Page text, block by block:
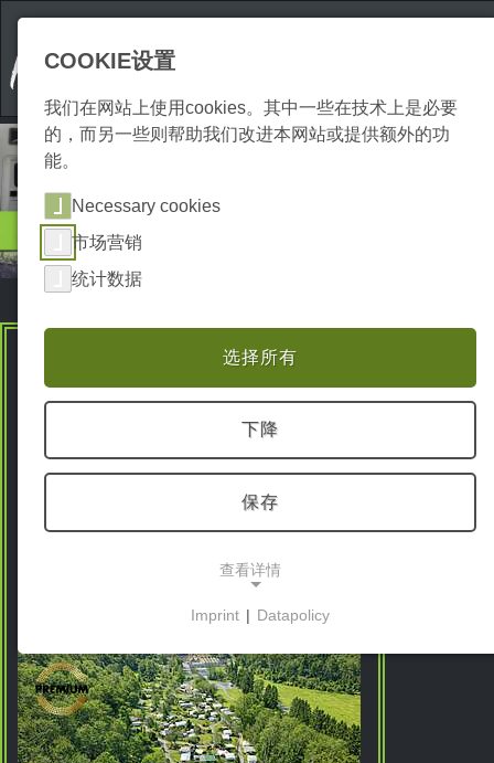
住宿条件
露营和营地
Campingplatz Am Bärenbache
COOKIE设置
我们在网站上使用cookies。其中一些在技术上是必要
的，而另一些则帮助我们改进本网站或提供额外的功
能。
Necessary cookies
市场营销
统计数据
选择所有
下降
保存
查看详情
这些cookies能够实现基本功能，是使用网站所必需
的。
Imprint | Datapolicy